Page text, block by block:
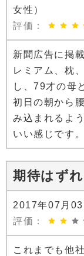
女性）
評価：
新聞広告に掲
レミアム、枕
し、79才の母
初日の朝から
み込まれるよ
いい感じです。
期待はず
2017年07月
評価：
これまでも他